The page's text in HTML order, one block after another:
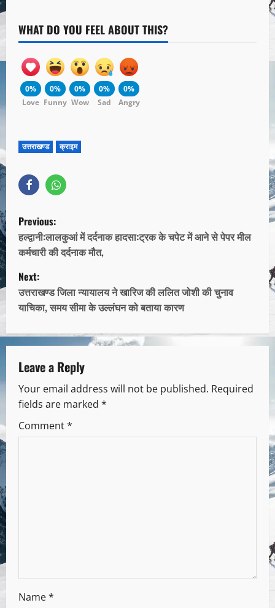
WHAT DO YOU FEEL ABOUT THIS?
0%
Love
0%
Funny
0%
Wow
0%
Sad
0%
Angry
उत्तराखण्ड क्राइम
Previous:
हल्द्वानी:लालकुआं में दर्दनाक हादसा:ट्रक के चपेट में आने से पेपर मील
कर्मचारी की दर्दनाक मौत,
Next:
उत्तराखण्ड जिला न्यायालय ने खारिज की ललित जोशी की चुनाव
याचिका, समय सीमा के उल्लंघन को बताया कारण
Leave a Reply
Your email address will not be published. Required
fields are marked *
Comment*
Name*